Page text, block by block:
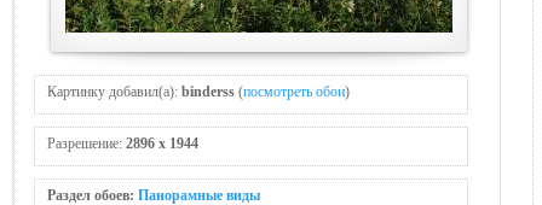
Картинку добавил(а): binderss (посмотреть обои)
Разрешение: 2896 x 1944
Раздел обоев: Панорамные виды